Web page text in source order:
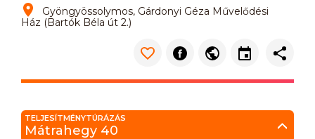
Gyöngyössolymos, Gárdonyi Géza Művelődési
Ház (Bartók Béla út 2.)
TELJESÍTMÉNYTÚRÁZÁS
Mátrahegy 40